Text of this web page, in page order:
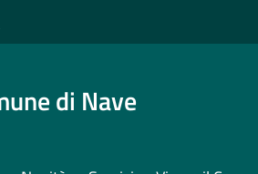
di Nave